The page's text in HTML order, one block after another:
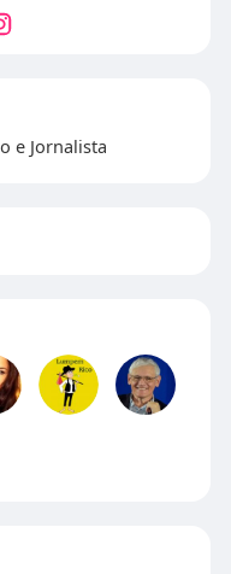
e Jornalista